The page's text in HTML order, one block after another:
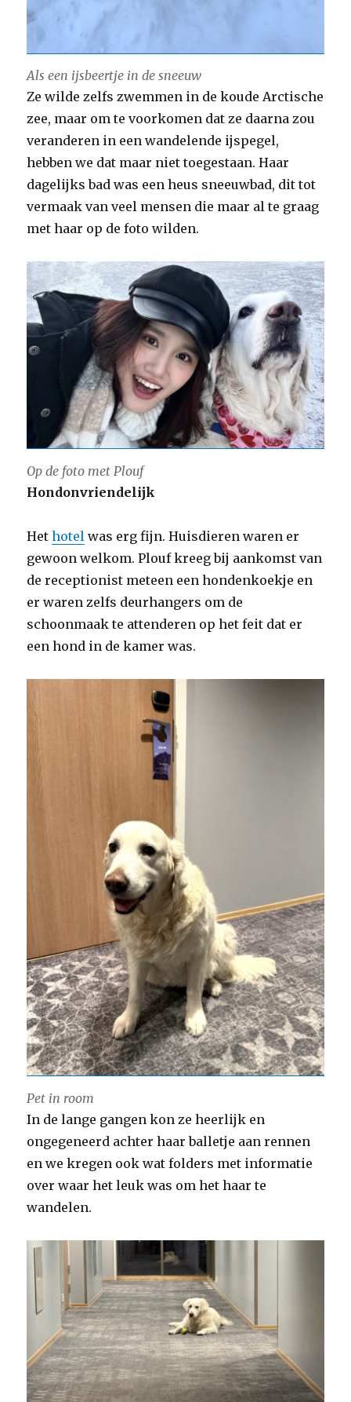
Als een ijsbeertje in de sneeuw
Ze wilde zelfs zwemmen in de koude Arctische
zee, maar om te voorkomen dat ze daarna zou
veranderen in een wandelende ijspegel,
hebben we dat maar niet toegestaan. Haar
dagelijks bad was een heus sneeuwbad, dit tot
vermaak van veel mensen die maar al te graag
met haar op de foto wilden.
Op de foto met Plouf
Hondonvriendelijk
Hethotel was erg fijn. Huisdieren waren er
gewoon welkom. Plouf kreeg bij aankomst van
de receptionist meteen een hondenkoekje en
er waren zelfs deurhangers om de
schoonmaak te attenderen op het feit dat er
een hond in de kamer was.
Pet in room
In de lange gangen kon ze heerlijk en
ongegeneerd achter haar balletje aan rennen
en we kregen ook wat folders met informatie
over waar het leuk was om het haar te
wandelen.